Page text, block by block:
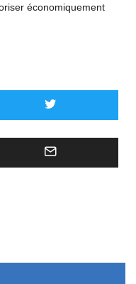
économiquement